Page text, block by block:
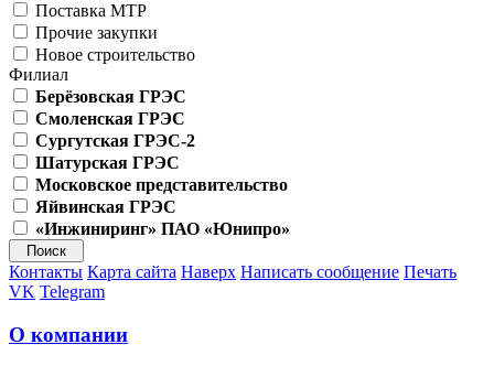
Поставка МТР
Прочие закупки
Новое строительство
Филиал
Берёзовская ГРЭС
Смоленская ГРЭС
Сургутская ГРЭС-2
Шатурская ГРЭС
Московское представительство
Яйвинская ГРЭС
«Инжиниринг» ПАО «Юнипро»
Контакты Карта сайта Наверх Написать сообщение Печать
VK Telegram
О компании